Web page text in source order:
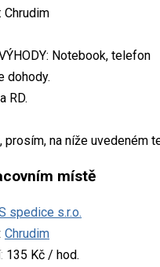
Chrudim
Notebook, telefon
dohody.
RD.
prosím, na níže uvedeném
místě
spedice s.r.o.
Chrudim
135 Kč / hod.